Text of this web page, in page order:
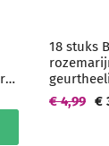
-
18 stuks
€
€ 4,99